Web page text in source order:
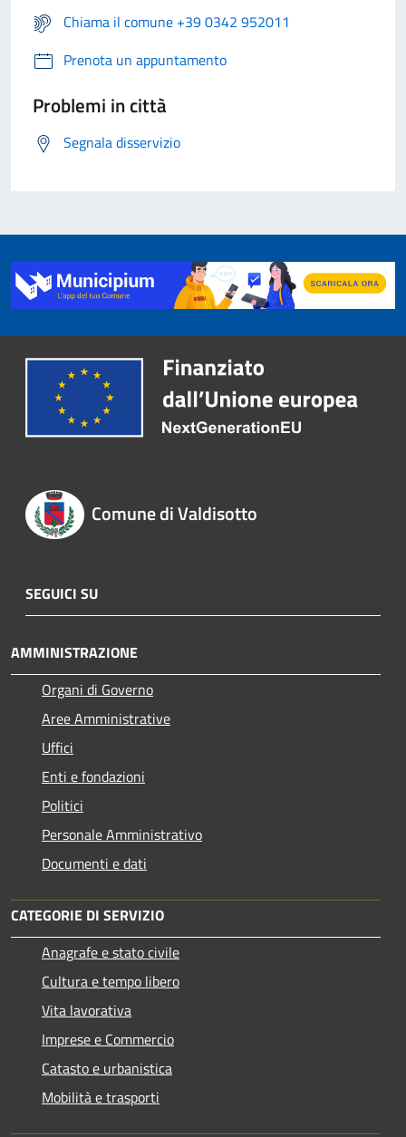
Chiama il comune +39 0342 952011
Prenota un appuntamento
Problemi in città
Segnala disservizio
Comune di Valdisotto
SEGUICI SU
AMMINISTRAZIONE
Organi di Governo
Aree Amministrative
Uffici
Enti e fondazioni
Politici
Personale Amministrativo
Documenti e dati
CATEGORIE DI SERVIZIO
Anagrafe e stato civile
Cultura e tempo libero
Vita lavorativa
Imprese e Commercio
Catasto e urbanistica
Mobilità e trasporti